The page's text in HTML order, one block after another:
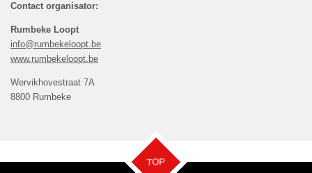
Contact organisator:
Rumbeke Loopt
info@rumbekeloopt.be
www.rumbekeloopt.be
Wervikhovestraat 7A
8800 Rumbeke
TOP